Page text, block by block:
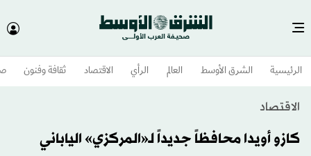
الرئيسية الشرق الأوسط​ العالم الرأي الاقتصاد ثقافة وفنون
الاقتصاد
كازو أويدا محافظاً جديداً لـ«المركزي» الياباني